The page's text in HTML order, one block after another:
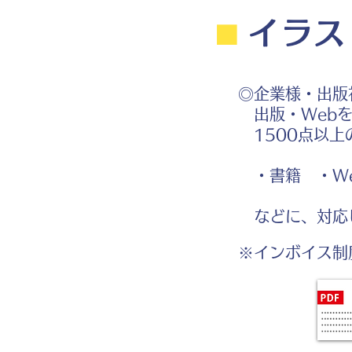
⬛︎ イラ
◎企業様・出版
出版・Webを
1500点以上
・書籍 ・
などに、対応
※インボイス制